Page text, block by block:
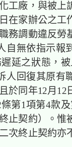
工廠，與被上
在家辦公之工
務調動違反勞
自無依指示報
延之狀態，
人回復其原有
於同年12月12
第1項第4款
止契約）。惟
次終止契約亦